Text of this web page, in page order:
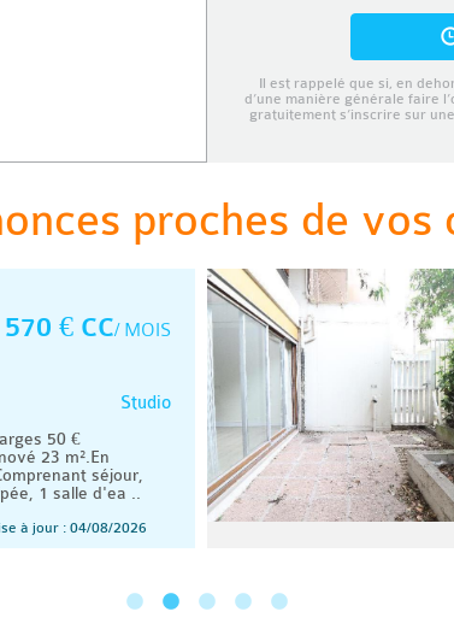
Il est rappelé que si, en
d’une manière générale faire
gratuitement s’inscrire sur
proches de vos
570 € CC/ MOIS
Studio
50 €
23 m².En
séjour,
1 salle d'ea ..
à jour : 04/08/2026